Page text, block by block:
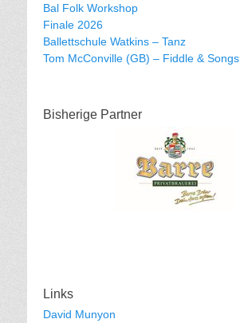
Bal Folk Workshop
Finale 2026
Ballettschule Watkins – Tanz
Tom McConville (GB) – Fiddle & Songs
Bisherige Partner
Links
David Munyon